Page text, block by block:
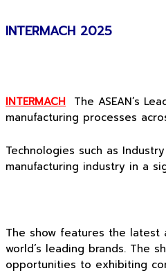
INTERMACH 2025
INTERMACH The ASEAN’s
manufacturing processes
Technologies such as
manufacturing industry in a
The show features the latest
world’s leading brands. The
opportunities to exhibiting